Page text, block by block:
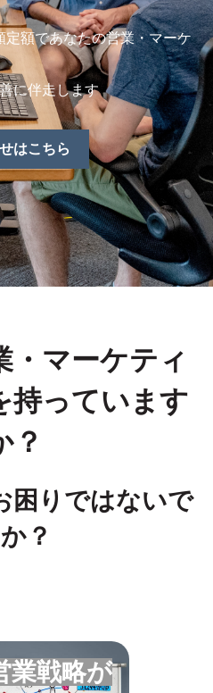
額であなたの営業・マーケ
に伴走します
はこちら
・マーケティ
持っています
？
困りではないで
？
業戦略が